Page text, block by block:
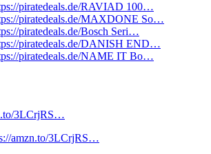
piratedeals.de/RAVIAD 100…
piratedeals.de/MAXDONE So…
piratedeals.de/Bosch Seri…
piratedeals.de/DANISH END…
piratedeals.de/NAME IT Bo…
3LCrjRS…
amzn.to/3LCrjRS…